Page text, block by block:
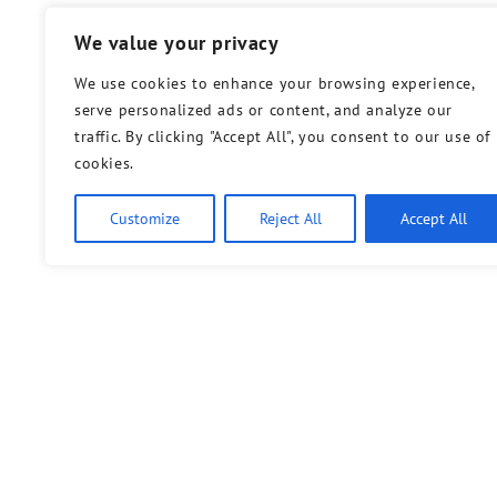
We value your privacy
We use cookies to enhance your browsing experience,
serve personalized ads or content, and analyze our
traffic. By clicking "Accept All", you consent to our use of
cookies.
Customize Reject All Accept All